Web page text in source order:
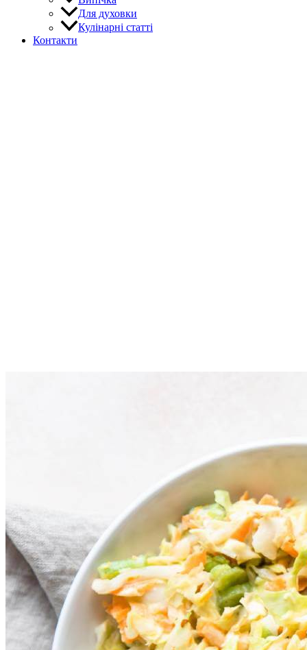
Для духовки
Кулінарні статті
Контакти